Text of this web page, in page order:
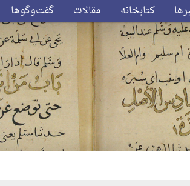
کتابخانه مقالات گفت‌وگوها